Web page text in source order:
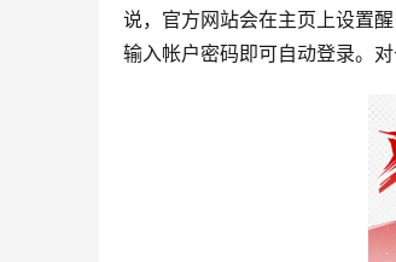
说，官方网站会在主页上设置
输入帐户密码即可自动登录。